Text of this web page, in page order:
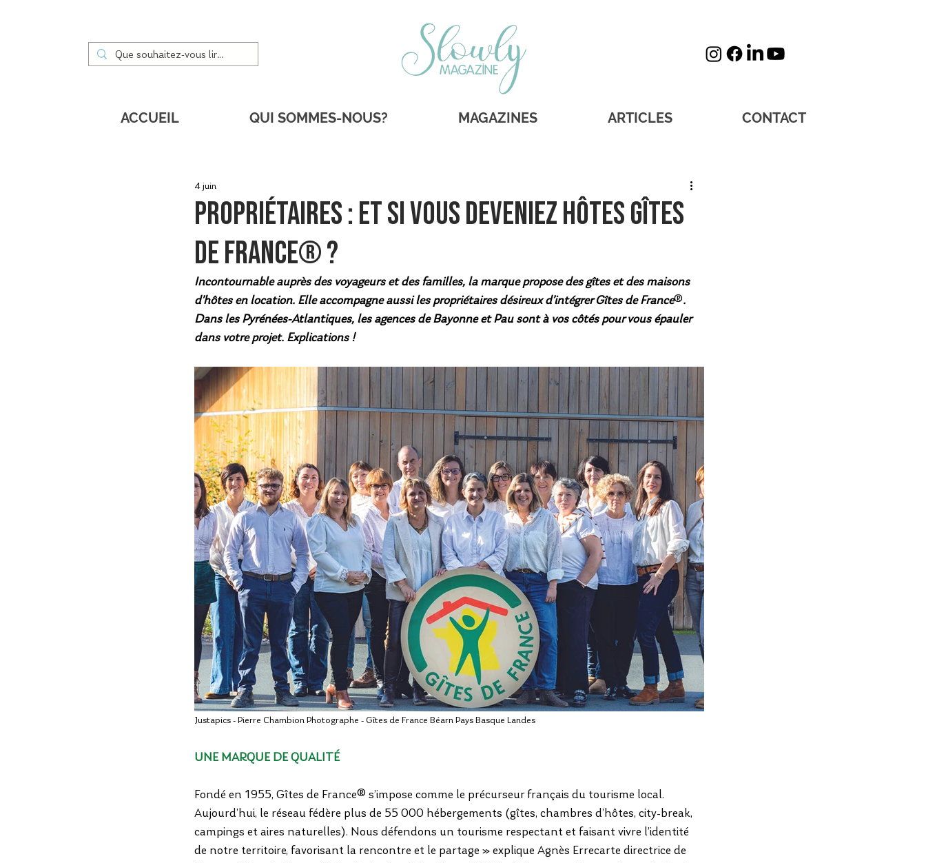
ACCUEIL QUI SOMMES-NOUS? MAGAZINES ARTICLES CONTACT
Propriétaires : Et si vous deveniez hôtes Gîtes
de France® ?
4 juin
Incontournable auprès des voyageurs et des familles, la marque propose des gîtes et des maisons
d’hôtes en location. Elle accompagne aussi les propriétaires désireux d’intégrer Gîtes de France®.
Dans les Pyrénées-Atlantiques, les agences de Bayonne et Pau sont à vos côtés pour vous épauler
dans votre projet. Explications !
Justapics - Pierre Chambion Photographe - Gîtes de France Béarn Pays Basque Landes
UNE MARQUE DE QUALITÉ
Fondé en 1955, Gîtes de France® s’impose comme le précurseur français du tourisme local.
Aujourd’hui, le réseau fédère plus de 55 000 hébergements (gîtes, chambres d’hôtes, city-break,
campings et aires naturelles). Nous défendons un tourisme respectant et faisant vivre l’identité
de notre territoire, favorisant la rencontre et le partage » explique Agnès Errecarte directrice de